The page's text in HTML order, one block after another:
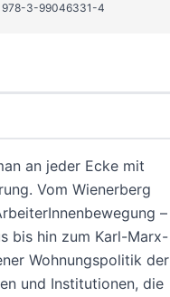
978-3-99046331-4
an jeder Ecke mit
Vom Wienerberg
–
bis hin zum Karl-Marx-
Wohnungspolitik der
und Institutionen, die